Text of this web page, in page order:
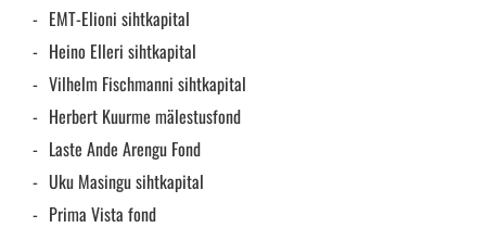
EMT-Elioni sihtkapital
Heino Elleri sihtkapital
Vilhelm Fischmanni sihtkapital
Herbert Kuurme mälestusfond
Laste Ande Arengu Fond
Uku Masingu sihtkapital
Prima Vista fond